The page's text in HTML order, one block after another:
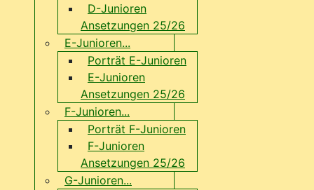
D-Junioren
Ansetzungen 25/26
E-Junioren...
Porträt E-Junioren
E-Junioren
Ansetzungen 25/26
F-Junioren...
Porträt F-Junioren
F-Junioren
Ansetzungen 25/26
G-Junioren...